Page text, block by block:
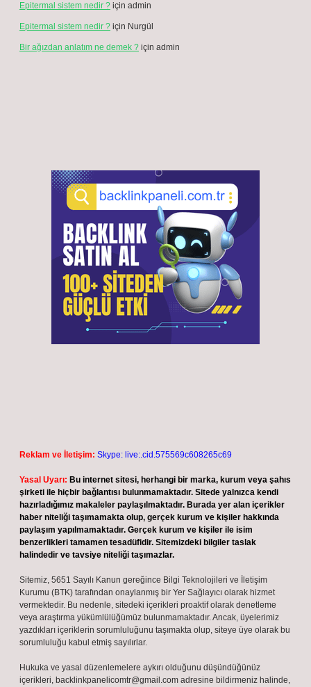
Epitermal sistem nedir ? için admin
Epitermal sistem nedir ? için Nurgül
Bir ağızdan anlatım ne demek ? için admin
Reklam ve İletişim: Skype: live:.cid.575569c608265c69
Yasal Uyarı: Bu internet sitesi, herhangi bir marka, kurum veya şahıs
şirketi ile hiçbir bağlantısı bulunmamaktadır. Sitede yalnızca kendi
hazırladığımız makaleler paylaşılmaktadır. Burada yer alan içerikler
haber niteliği taşımamakta olup, gerçek kurum ve kişiler hakkında
paylaşım yapılmamaktadır. Gerçek kurum ve kişiler ile isim
benzerlikleri tamamen tesadüfidir. Sitemizdeki bilgiler taslak
halindedir ve tavsiye niteliği taşımazlar.
Sitemiz, 5651 Sayılı Kanun gereğince Bilgi Teknolojileri ve İletişim
Kurumu (BTK) tarafından onaylanmış bir Yer Sağlayıcı olarak hizmet
vermektedir. Bu nedenle, sitedeki içerikleri proaktif olarak denetleme
veya araştırma yükümlülüğümüz bulunmamaktadır. Ancak, üyelerimiz
yazdıkları içeriklerin sorumluluğunu taşımakta olup, siteye üye olarak bu
sorumluluğu kabul etmiş sayılırlar.
Hukuka ve yasal düzenlemelere aykırı olduğunu düşündüğünüz
içerikleri, backlinkpanelicomtr@gmail.com adresine bildirmeniz halinde,